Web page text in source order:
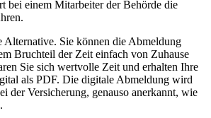
bei einem Mitarbeiter der Behörde die
Alternative. Sie können die Abmeldung
Bruchteil der Zeit einfach von Zuhause
Sie sich wertvolle Zeit und erhalten Ihre
als PDF. Die digitale Abmeldung wird
der Versicherung, genauso anerkannt, wie